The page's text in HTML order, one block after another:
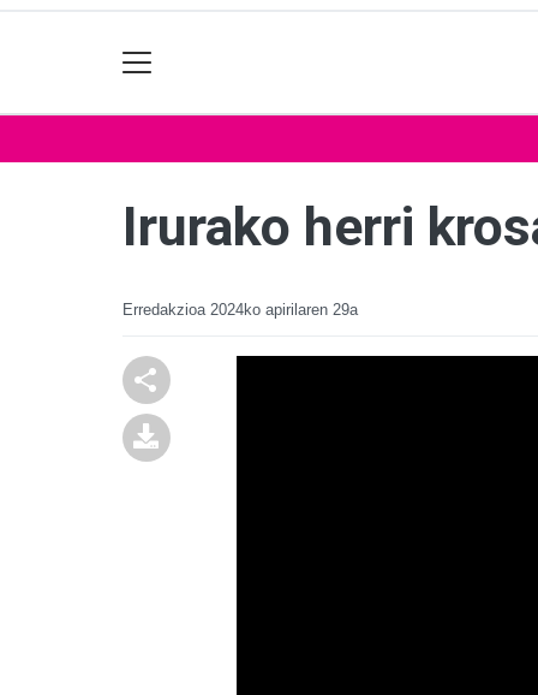
Irurako herri
Erredakzioa 2024ko apirilaren 29a